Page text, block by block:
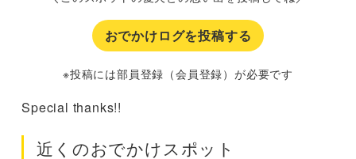
おでかけログを投稿する
※投稿には部員登録（会員登録）が必要です
Special thanks!!
近くのおでかけスポット